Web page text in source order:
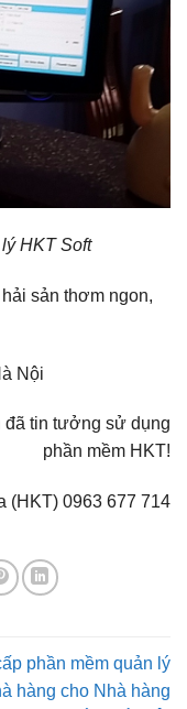
HKT Soft
sản thơm ngon,
Nội
đã tin tưởng sử dụng
phần mềm HKT!
(HKT) 0963 677 714
phần mềm quản lý
hàng cho Nhà hàng